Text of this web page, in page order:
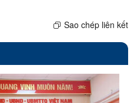
Sao chép liên kết